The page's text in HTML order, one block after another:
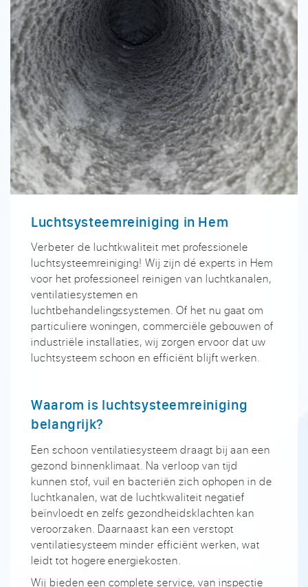
Luchtsysteemreiniging in Hem
Verbeter de luchtkwaliteit met professionele
luchtsysteemreiniging! Wij zijn dé experts in Hem
voor het professioneel reinigen van luchtkanalen,
ventilatiesystemen en
luchtbehandelingssystemen. Of het nu gaat om
particuliere woningen, commerciële gebouwen of
industriële installaties, wij zorgen ervoor dat uw
luchtsysteem schoon en efficiënt blijft werken.
Waarom is luchtsysteemreiniging
belangrijk?
Een schoon ventilatiesysteem draagt bij aan een
gezond binnenklimaat. Na verloop van tijd
kunnen stof, vuil en bacteriën zich ophopen in de
luchtkanalen, wat de luchtkwaliteit negatief
beïnvloedt en zelfs gezondheidsklachten kan
veroorzaken. Daarnaast kan een verstopt
ventilatiesysteem minder efficiënt werken, wat
leidt tot hogere energiekosten.
Wij bieden een complete service, van inspectie